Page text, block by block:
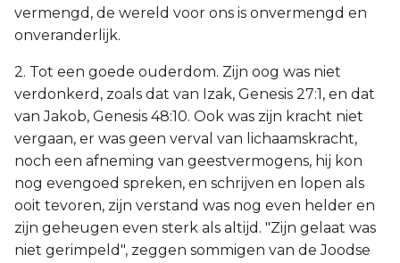
vermengd, de wereld voor ons is onvermengd en
onveranderlijk.
2. Tot een goede ouderdom. Zijn oog was niet
verdonkerd, zoals dat van Izak, Genesis 27:1, en dat
van Jakob, Genesis 48:10. Ook was zijn kracht niet
vergaan, er was geen verval van lichaamskracht,
noch een afneming van geestvermogens, hij kon
nog evengoed spreken, en schrijven en lopen als
ooit tevoren, zijn verstand was nog even helder en
zijn geheugen even sterk als altijd. "Zijn gelaat was
niet gerimpeld", zeggen sommigen van de Joodse